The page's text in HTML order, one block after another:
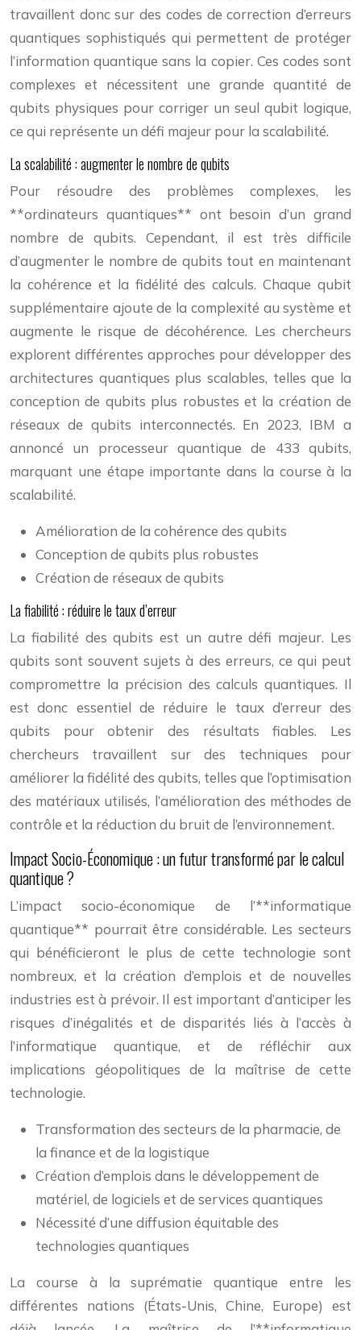
travaillent donc sur des codes de correction d’erreurs
quantiques sophistiqués qui permettent de protéger
l’information quantique sans la copier. Ces codes sont
complexes et nécessitent une grande quantité de
qubits physiques pour corriger un seul qubit logique,
ce qui représente un défi majeur pour la scalabilité.
La scalabilité : augmenter le nombre de qubits
Pour résoudre des problèmes complexes, les
**ordinateurs quantiques** ont besoin d’un grand
nombre de qubits. Cependant, il est très difficile
d’augmenter le nombre de qubits tout en maintenant
la cohérence et la fidélité des calculs. Chaque qubit
supplémentaire ajoute de la complexité au système et
augmente le risque de décohérence. Les chercheurs
explorent différentes approches pour développer des
architectures quantiques plus scalables, telles que la
conception de qubits plus robustes et la création de
réseaux de qubits interconnectés. En 2023, IBM a
annoncé un processeur quantique de 433 qubits,
marquant une étape importante dans la course à la
scalabilité.
Amélioration de la cohérence des qubits
Conception de qubits plus robustes
Création de réseaux de qubits
La fiabilité : réduire le taux d’erreur
La fiabilité des qubits est un autre défi majeur. Les
qubits sont souvent sujets à des erreurs, ce qui peut
compromettre la précision des calculs quantiques. Il
est donc essentiel de réduire le taux d’erreur des
qubits pour obtenir des résultats fiables. Les
chercheurs travaillent sur des techniques pour
améliorer la fidélité des qubits, telles que l’optimisation
des matériaux utilisés, l’amélioration des méthodes de
contrôle et la réduction du bruit de l’environnement.
Impact Socio-Économique : un futur transformé par le calcul
quantique ?
L’impact socio-économique de l’**informatique
quantique** pourrait être considérable. Les secteurs
qui bénéficieront le plus de cette technologie sont
nombreux, et la création d’emplois et de nouvelles
industries est à prévoir. Il est important d’anticiper les
risques d’inégalités et de disparités liés à l’accès à
l’informatique quantique, et de réfléchir aux
implications géopolitiques de la maîtrise de cette
technologie.
Transformation des secteurs de la pharmacie, de
la finance et de la logistique
Création d’emplois dans le développement de
matériel, de logiciels et de services quantiques
Nécessité d’une diffusion équitable des
technologies quantiques
La course à la suprématie quantique entre les
différentes nations (États-Unis, Chine, Europe) est